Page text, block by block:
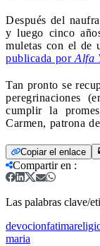
Después del
y luego cinco
muletas con el de
publicada por Alfa
Tan pronto se
peregrinaciones
cumplir la
Carmen, patrona
Copiar el enlace
Compartir en :
Las palabras clave/
devocionfatima
maria